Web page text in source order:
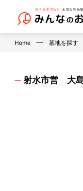
Home 墓地を探す
射水市営 大